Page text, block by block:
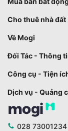
Cho thuê nhà đất
Về Mogi
Đối Tác - Thông
Công cụ - Tiện
Dịch vụ - Quảng
028